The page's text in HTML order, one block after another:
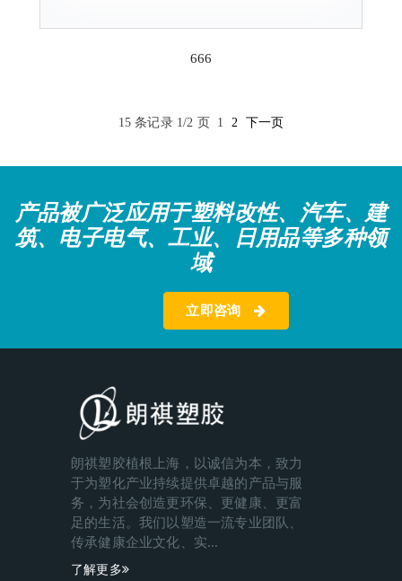
666
15 条记录 1/2 页 1 2 下一页
产品被广泛应用于塑料改性、汽车、建
筑、电子电气、工业、日用品等多种领
域
立即咨询
朗祺塑胶植根上海，以诚信为本，致力
于为塑化产业持续提供卓越的产品与服
务，为社会创造更环保、更健康、更富
足的生活。我们以塑造一流专业团队、
传承健康企业文化、实...
了解更多